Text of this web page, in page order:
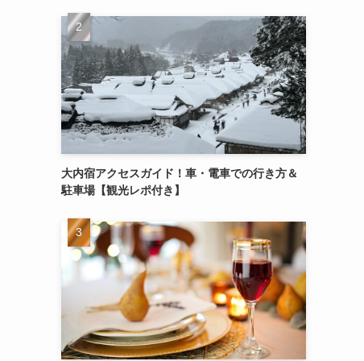
大内宿アクセスガイド！車・電車での行き方＆
駐車場【観光レポ付き】